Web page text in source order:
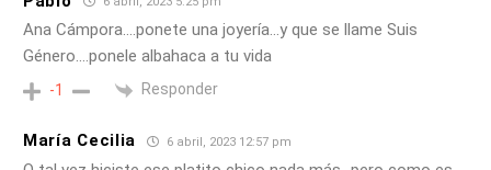
Ana Cámpora….ponete una joyería…y que se llame Suis
Género….ponele albahaca a tu vida
-1 Responder
María Cecilia 6 abril, 2023 12:57 pm